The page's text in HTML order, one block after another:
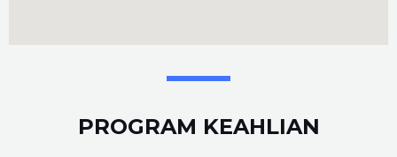
PROGRAM KEAHLIAN